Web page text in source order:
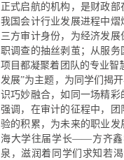
正式启航的机构，是财政
我国会计行业发展进程中
三方审计身份，为经济发
职调查的抽丝剥茧；从服
项目都凝聚着团队的专业智
发展”为主题，为同学们揭
识巧妙融合，如同一场精
强调，在审计的征程中，
验的积累，为未来的职业
海大学往届学长——方齐鑫
泉，滋润着同学们求知若